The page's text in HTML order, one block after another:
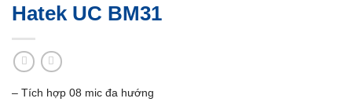
Hatek UC BM31
– Tích hợp 08 mic đa hướng